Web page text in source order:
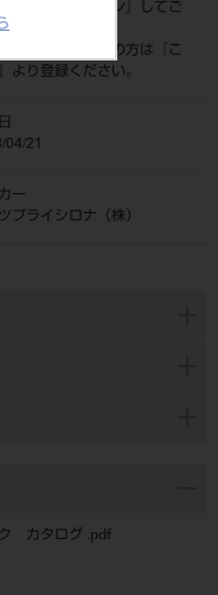
ログイン
』してご
さい。
ト会員登録がまだの方は『
こ
』より登録ください。
04/21
ー
プライシロナ（株）
カタログ .pdf